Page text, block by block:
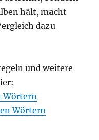
hält, macht
dazu
und weitere
Wörtern
Wörtern